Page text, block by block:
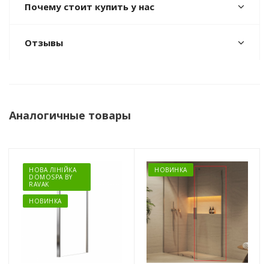
Почему стоит купить у нас
Отзывы
Аналогичные товары
НОВА ЛІНІЙКА
DOMOSPA BY
RAVAK
НОВИНКА
НОВИНКА